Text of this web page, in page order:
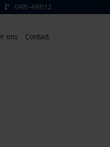
0495-499512
ons Contact